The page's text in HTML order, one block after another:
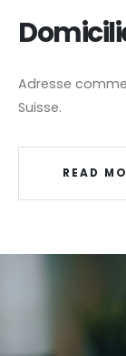
Adresse
Suisse.
READ